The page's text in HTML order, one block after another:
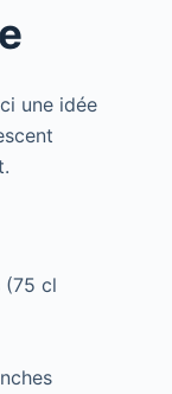
une idée
(75 cl